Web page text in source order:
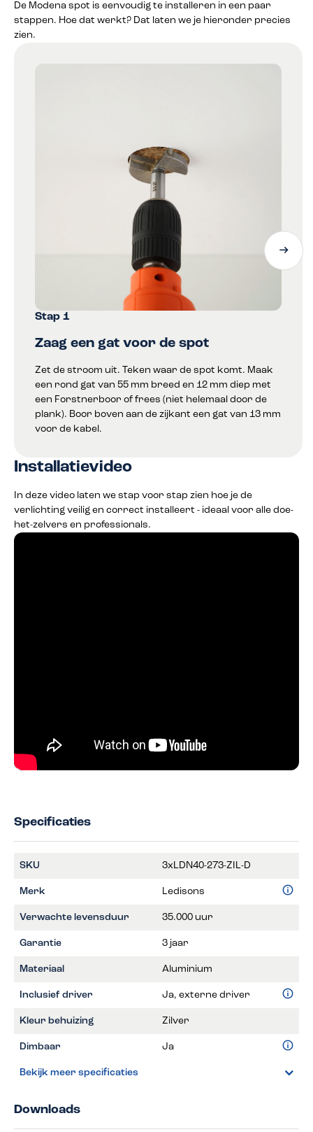
De Modena spot is eenvoudig te installeren in een paar
stappen. Hoe dat werkt? Dat laten we je hieronder precies
zien.
Stap 1
Zaag een gat voor de spot
Zet de stroom uit. Teken waar de spot komt. Maak
een rond gat van 55 mm breed en 12 mm diep met
een Forstnerboor of frees (niet helemaal door de
plank). Boor boven aan de zijkant een gat van 13 mm
voor de kabel.
Installatievideo
In deze video laten we stap voor stap zien hoe je de
verlichting veilig en correct installeert - ideaal voor alle doe-
het-zelvers en professionals.
Specificaties
SKU 3xLDN40-273-ZIL-D
Merk Ledisons
Verwachte levensduur 35.000 uur
Garantie 3 jaar
Materiaal Aluminium
Inclusief driver Ja, externe driver
Kleur behuizing Zilver
Dimbaar Ja
Bekijk meer specificaties
Downloads